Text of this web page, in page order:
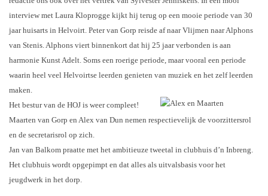
interview met Laura Kloprogge kijkt hij terug op een mooie periode van 30
jaar huisarts in Helvoirt. Peter van Gorp reisde af naar Vlijmen naar Alphons
van Stenis. Alphons viert binnenkort dat hij 25 jaar verbonden is aan
harmonie Kunst Adelt. Soms een roerige periode, maar vooral een periode
waarin heel veel Helvoirtse leerden genieten van muziek en het zelf leerden
maken.
Het bestur van de HOJ is weer compleet!
Maarten van Gorp en Alex van Dun nemen respectievelijk de voorzittersrol
en de secretarisrol op zich.
Jan van Balkom praatte met het ambitieuze tweetal in clubhuis d’n Inbreng.
Het clubhuis wordt opgepimpt en dat alles als uitvalsbasis voor het
jeugdwerk in het dorp.